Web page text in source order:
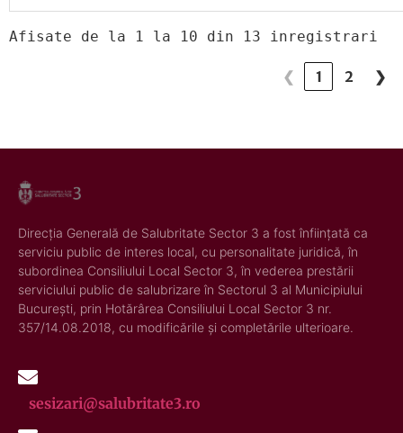
Afisate de la 1 la 10 din 13 inregistrari
❮ 1 2 ❯
Direcția Generală de Salubritate Sector 3 a fost înființată ca
serviciu public de interes local, cu personalitate juridică, în
subordinea Consiliului Local Sector 3, în vederea prestării
serviciului public de salubrizare în Sectorul 3 al Municipiului
București, prin Hotărârea Consiliului Local Sector 3 nr.
357/14.08.2018, cu modificările și completările ulterioare.
sesizari@salubritate3.ro